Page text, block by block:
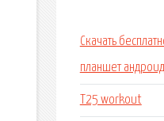
Скачать
планшет андроид
T25 workout